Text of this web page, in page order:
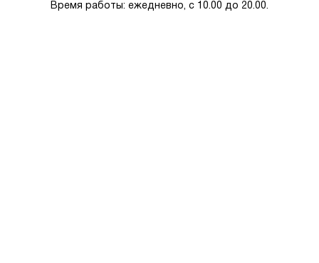
Время работы: ежедневно, с 10.00 до 20.00.